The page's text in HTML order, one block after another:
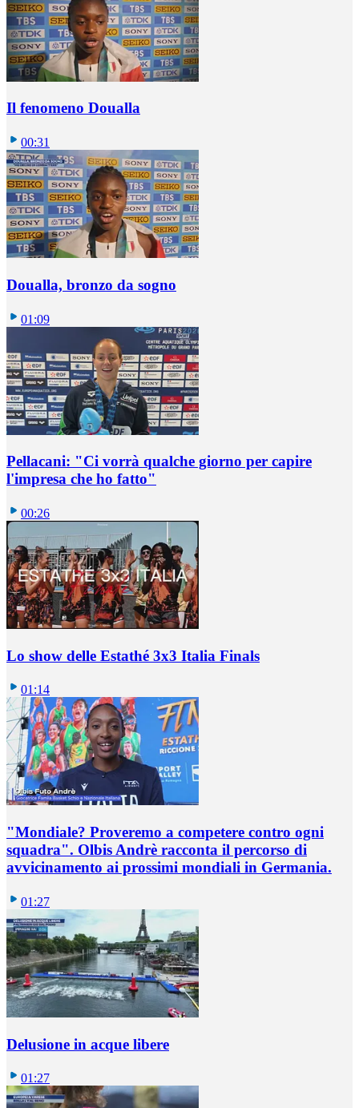
Il fenomeno Doualla
00:31
Doualla, bronzo da sogno
01:09
Pellacani: "Ci vorrà qualche giorno per capire
l'impresa che ho fatto"
00:26
Lo show delle Estathé 3x3 Italia Finals
01:14
"Mondiale? Proveremo a competere contro ogni
squadra". Olbis Andrè racconta il percorso di
avvicinamento ai prossimi mondiali in Germania.
01:27
Delusione in acque libere
01:27